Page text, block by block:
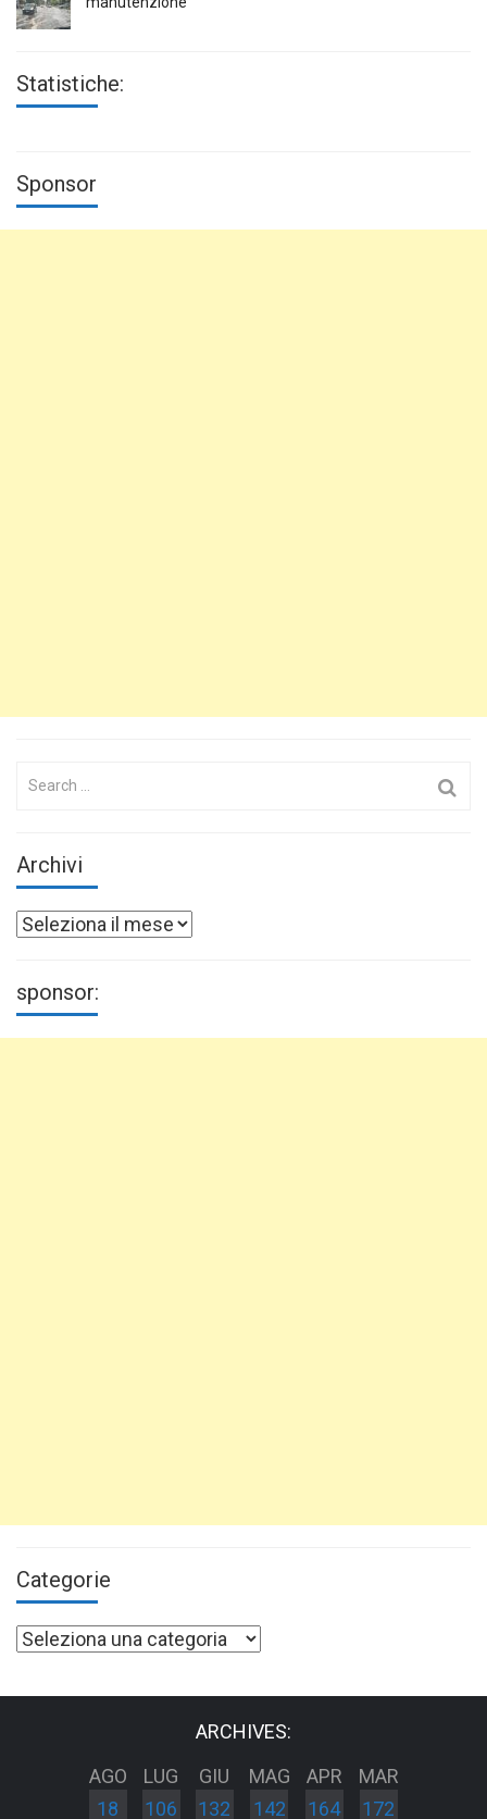
Statistiche:
Sponsor
Search
Archivi
Archivi
sponsor:
Categorie
Categorie
ARCHIVES:
AGO
18
LUG
106
GIU
132
MAG
142
APR
164
MAR
172